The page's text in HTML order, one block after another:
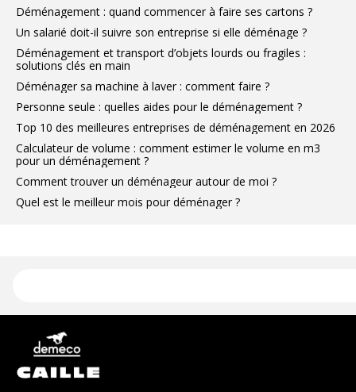
Déménagement : quand commencer à faire ses cartons ?
Un salarié doit-il suivre son entreprise si elle déménage ?
Déménagement et transport d’objets lourds ou fragiles :
solutions clés en main
Déménager sa machine à laver : comment faire ?
Personne seule : quelles aides pour le déménagement ?
Top 10 des meilleures entreprises de déménagement en 2026
Calculateur de volume : comment estimer le volume en m3
pour un déménagement ?
Comment trouver un déménageur autour de moi ?
Quel est le meilleur mois pour déménager ?